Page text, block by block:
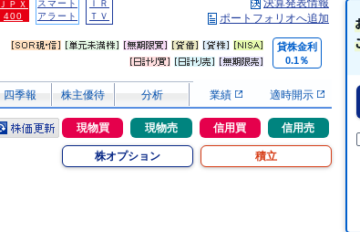
ＪＰＸ
400
スマート
アラート
ＩＲ
ＴＶ
決算発表情報
ポートフォリオへ追加
貸株金利
0.1％
四季報 株主優待 分析 業績 適時開示
現物買 現物売 信用買 信用売
株オプション 積立